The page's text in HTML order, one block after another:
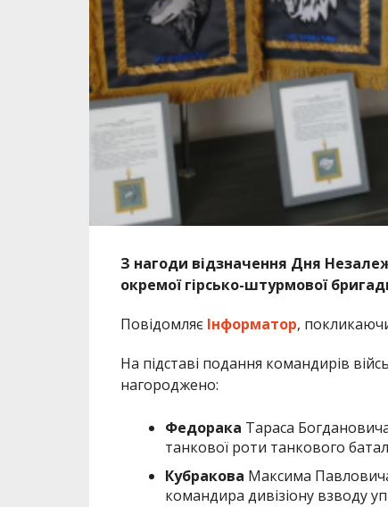
З нагоди відзначення Дня
окремої гірсько-штурмової
Повідомляє Інформатор,
На підставі подання командирів
нагороджено:
Федорака Тараса
танкової роти танкового
Кубракова Максима
командира дивізіону взводу